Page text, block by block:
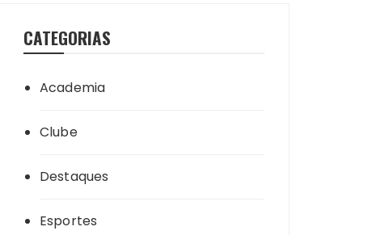
CATEGORIAS
Academia
Clube
Destaques
Esportes